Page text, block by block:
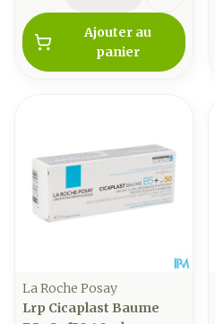
Ajouter au
panier
La Roche Posay
Lrp Cicaplast Baume